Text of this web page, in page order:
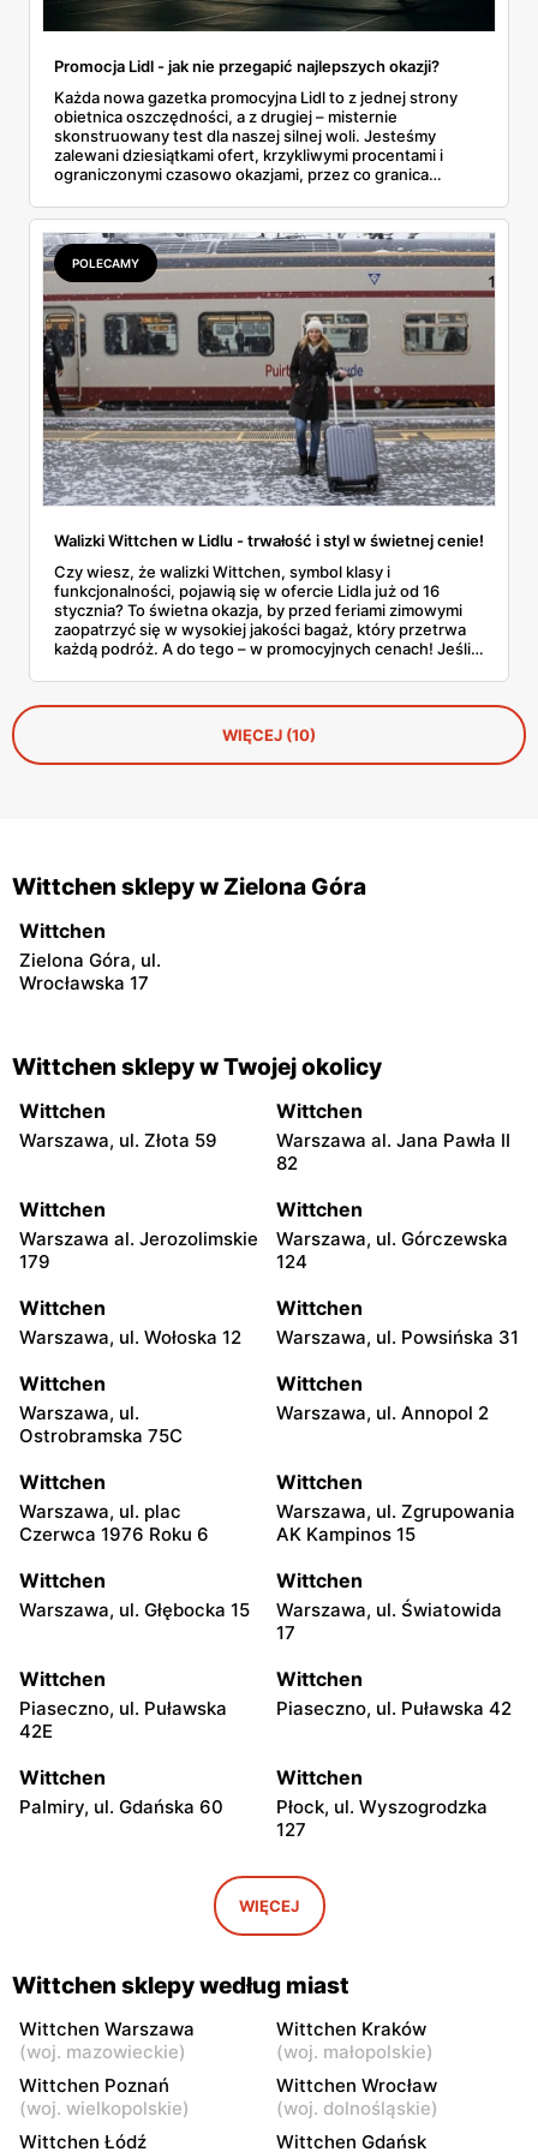
Promocja Lidl - jak nie przegapić najlepszych okazji?
Każda nowa gazetka promocyjna Lidl to z jednej strony
obietnica oszczędności, a z drugiej – misternie
skonstruowany test dla naszej silnej woli. Jesteśmy
zalewani dziesiątkami ofert, krzykliwymi procentami i
ograniczonymi czasowo okazjami, przez co granica
impulsywnym zakupem, którego później żałujemy, zaciera
się niemal całkowicie. Prawdziwa sztuka polega nie na
ślepym podążaniu za czerwonymi cenami, lecz na
wypracowaniu metody. W tym przewodniku nie
znajdziesz kolejnej, prostej listy przecenionych
produktów. Zamiast tego, zdemaskujemy mechanizmy
rządzące promocjami i pokażemy, jak wykorzystać je na
własną korzyść. Przeanalizujemy, jak aktualna oferta Lidl i
narzędzia takie jak aplikacja Lidl Plus mogą stać się
prawdziwym arsenałem w rękach świadomego
konsumenta, a nie tylko marketingową przynętą. Czas
zamienić chaos w strategię.
POLECAMY
Walizki Wittchen w Lidlu - trwałość i styl w świetnej cenie!
Czy wiesz, że walizki Wittchen, symbol klasy i
funkcjonalności, pojawią się w ofercie Lidla już od 16
stycznia? To świetna okazja, by przed feriami zimowymi
zaopatrzyć się w wysokiej jakości bagaż, który przetrwa
każdą podróż. A do tego – w promocyjnych cenach! Jeśli
koniecznie sprawdź szczegóły tej promocji.
WIĘCEJ (10)
Wittchen sklepy w Zielona Góra
Wittchen
Zielona Góra, ul.
Wrocławska 17
Wittchen sklepy w Twojej okolicy
Wittchen
Warszawa, ul. Złota 59
Wittchen
Warszawa al. Jana Pawła II
82
Wittchen
Warszawa al. Jerozolimskie
179
Wittchen
Warszawa, ul. Górczewska
124
Wittchen
Warszawa, ul. Wołoska 12
Wittchen
Warszawa, ul. Powsińska 31
Wittchen
Warszawa, ul.
Ostrobramska 75C
Wittchen
Warszawa, ul. Annopol 2
Wittchen
Warszawa, ul. plac
Czerwca 1976 Roku 6
Wittchen
Warszawa, ul. Zgrupowania
AK Kampinos 15
Wittchen
Warszawa, ul. Głębocka 15
Wittchen
Warszawa, ul. Światowida
17
Wittchen
Piaseczno, ul. Puławska
42E
Wittchen
Piaseczno, ul. Puławska 42
Wittchen
Palmiry, ul. Gdańska 60
Wittchen
Płock, ul. Wyszogrodzka
127
Wittchen
Radom al. Józefa
Grzecznarowskiego 28
Wittchen
Łódź al. Marsz. Józefa
Piłsudskiego 15/23
Wittchen
Łódź, ul. Jana Karskiego 5
Wittchen
Rzgów, ul. Żeromskiego 8
Wittchen
Łódź, ul. Pabianicka 245
WIĘCEJ
Wittchen sklepy według miast
Wittchen Warszawa
(woj. mazowieckie)
Wittchen Kraków
(woj. małopolskie)
Wittchen Poznań
(woj. wielkopolskie)
Wittchen Wrocław
(woj. dolnośląskie)
Wittchen Łódź
Wittchen Gdańsk